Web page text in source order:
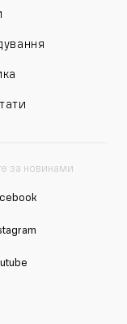
за новинами